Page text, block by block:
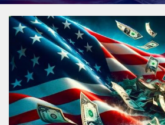
09927779040
شروع گفتگو
@Armteam_admin_por
107
09194198792
شروع گفتگو